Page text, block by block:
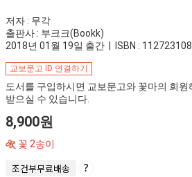
저자 : 무각
출판사 : 부크크(Bookk)
2018년 01월 19일 출간 | ISBN :
교보문고 ID 연결하기
도서를 구입하시면 교보문고와 꽃마의 회원
받으실 수 있습니다.
8,900원
꽃 2송이
조건부무료배송